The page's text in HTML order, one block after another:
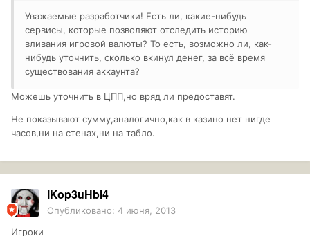
Уважаемые разработчики! Есть ли, какие-нибудь
сервисы, которые позволяют отследить историю
вливания игровой валюты? То есть, возможно ли, как-
нибудь уточнить, сколько вкинул денег, за всё время
существования аккаунта?
Можешь уточнить в ЦПП,но вряд ли предоставят.
Не показывают сумму,аналогично,как в казино нет нигде
часов,ни на стенах,ни на табло.
iKop3uHbl4
Опубликовано: 4 июня, 2013
Игроки